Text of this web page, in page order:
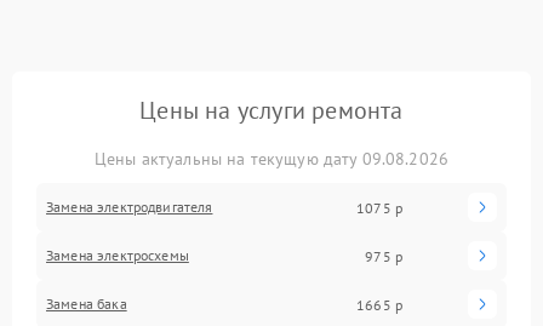
Цены на услуги ремонта
Цены актуальны на текущую дату 09.08.2026
Замена электродвигателя 1075 р
Замена электросхемы 975 р
Замена бака 1665 р